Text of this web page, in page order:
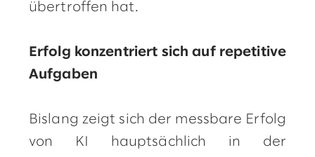
übertroffen hat.
Erfolg konzentriert sich auf repetitive
Aufgaben
Bislang zeigt sich der messbare Erfolg
von KI hauptsächlich in der